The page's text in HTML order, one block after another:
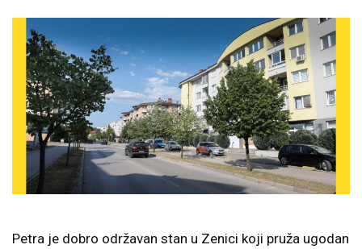
Petra je dobro održavan stan u Zenici koji pruža ugodan